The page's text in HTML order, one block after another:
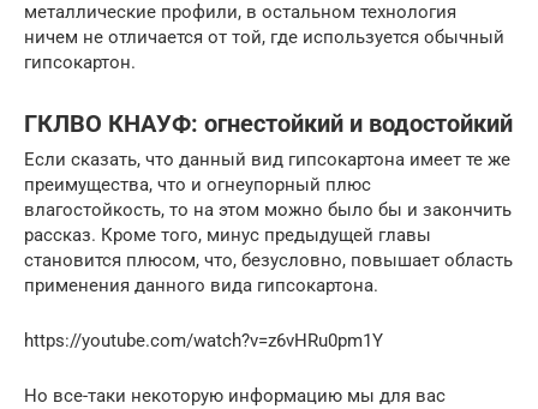
металлические профили, в остальном технология
ничем не отличается от той, где используется обычный
гипсокартон.
ГКЛВО КНАУФ: огнестойкий и водостойкий
Если сказать, что данный вид гипсокартона имеет те же
преимущества, что и огнеупорный плюс
влагостойкость, то на этом можно было бы и закончить
рассказ. Кроме того, минус предыдущей главы
становится плюсом, что, безусловно, повышает область
применения данного вида гипсокартона.
https://youtube.com/watch?v=z6vHRu0pm1Y
Но все-таки некоторую информацию мы для вас